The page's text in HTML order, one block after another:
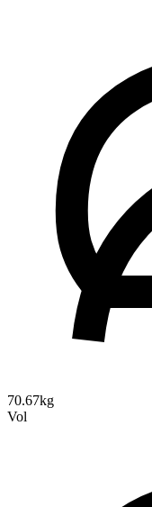
70.67kg
Vol